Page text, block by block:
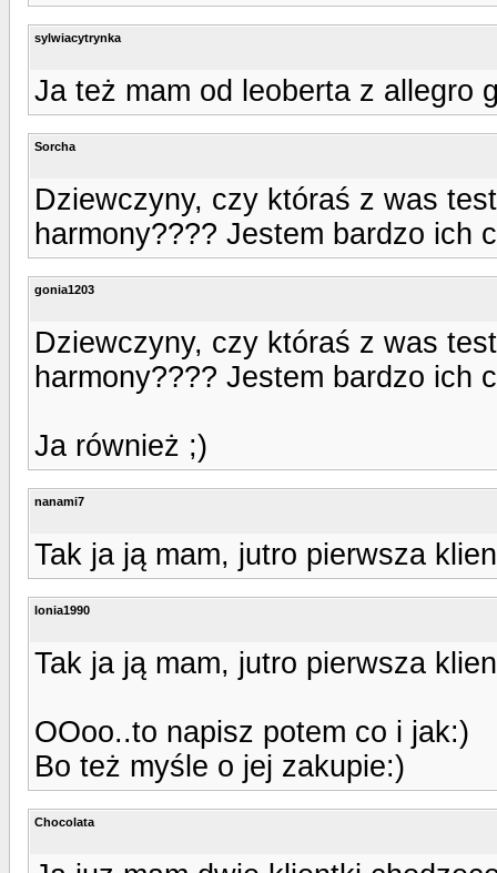
sylwiacytrynka
Ja też mam od leoberta z allegro
Sorcha
Dziewczyny, czy któraś z was
harmony???? Jestem bardzo ich
gonia1203
Dziewczyny, czy któraś z was
harmony???? Jestem bardzo ich
Ja również ;)
nanami7
Tak ja ją mam, jutro pierwsza
lonia1990
Tak ja ją mam, jutro pierwsza
OOoo..to napisz potem co i jak:)
Bo też myśle o jej zakupie:)
Chocolata